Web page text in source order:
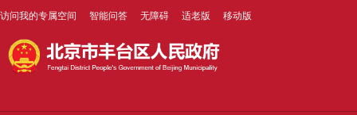
访问我的专属空间 智能问答 无障碍 适老版 移动版